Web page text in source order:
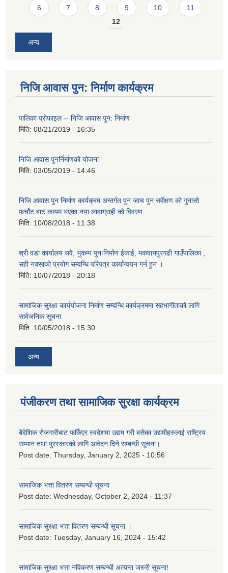
6 7 8 9 10
11
12
अन्य
निजि आवास पुन: निर्माण कार्यक्रम
पालिका प्राेफाइल -- निजि आवास पुन: निर्माण
मिति: 08/21/2019 - 16:35
निजि आवास पुनर्निर्माणको योजना
मिति: 03/05/2019 - 14:46
निजि आवास पुन निर्माण कार्यक्रम अन्तर्गत पुन जाच पुन सर्वेक्षण को गुनासो
फर्चौट बाट कायम भएका नया लावाग्राही को विवरण
मिति: 10/08/2018 - 11:38
श्री वडा कार्यालय सवै, भुकम्प पुनःनिर्माण ईकाई, मकवानपुरगढी गाउँपालिका ,
सही नक्साको प्रयोग सम्वन्धि परिपत्र कार्यान्वयन गर्न हुन ।
मिति: 10/07/2018 - 20:18
सामाजिक सुरक्षा कार्ययोजना निर्माण सम्वन्धि कार्यक्रममा सहभागीताको लागि
सार्वजनिक सूचना
मिति: 10/05/2018 - 15:30
अन्य
पंजीकरण तथा सामाजिक सुरक्षा कार्यक्रम
बैदेशिक रोजगारीबाट फर्किएर स्वदेशमा उद्यम गरी बसेका उद्यमीहरुलाई राष्‍ट्रिय
सम्मान तथा पुरस्कारको लागि आवेदन दिने सम्बन्धी सूचना।
Post date: Thursday, January 2, 2025 - 10:56
सामाजिक भत्ता वितरण सम्बन्धी सूचना
Post date: Wednesday, October 2, 2024 - 11:37
सामाजिक सुरक्षा भत्ता वितरण सम्बन्धी सूचना ।
Post date: Tuesday, January 16, 2024 - 15:42
सामाजिक सुरक्षा भत्ता नविकरण सम्बन्धी अत्यन्त जरुरी सूचना!